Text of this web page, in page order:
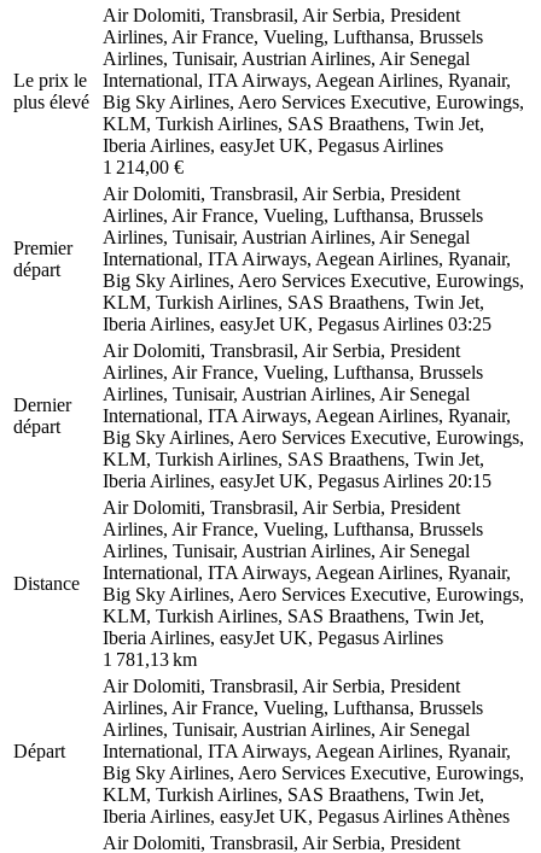
Le prix le
plus élevé
Air Dolomiti, Transbrasil, Air Serbia, President
Airlines, Air France, Vueling, Lufthansa, Brussels
Airlines, Tunisair, Austrian Airlines, Air Senegal
International, ITA Airways, Aegean Airlines, Ryanair,
Big Sky Airlines, Aero Services Executive, Eurowings,
KLM, Turkish Airlines, SAS Braathens, Twin Jet,
Iberia Airlines, easyJet UK, Pegasus Airlines
1 214,00 €
Premier
départ
Air Dolomiti, Transbrasil, Air Serbia, President
Airlines, Air France, Vueling, Lufthansa, Brussels
Airlines, Tunisair, Austrian Airlines, Air Senegal
International, ITA Airways, Aegean Airlines, Ryanair,
Big Sky Airlines, Aero Services Executive, Eurowings,
KLM, Turkish Airlines, SAS Braathens, Twin Jet,
Iberia Airlines, easyJet UK, Pegasus Airlines 03:25
Dernier
départ
Air Dolomiti, Transbrasil, Air Serbia, President
Airlines, Air France, Vueling, Lufthansa, Brussels
Airlines, Tunisair, Austrian Airlines, Air Senegal
International, ITA Airways, Aegean Airlines, Ryanair,
Big Sky Airlines, Aero Services Executive, Eurowings,
KLM, Turkish Airlines, SAS Braathens, Twin Jet,
Iberia Airlines, easyJet UK, Pegasus Airlines 20:15
Distance
Air Dolomiti, Transbrasil, Air Serbia, President
Airlines, Air France, Vueling, Lufthansa, Brussels
Airlines, Tunisair, Austrian Airlines, Air Senegal
International, ITA Airways, Aegean Airlines, Ryanair,
Big Sky Airlines, Aero Services Executive, Eurowings,
KLM, Turkish Airlines, SAS Braathens, Twin Jet,
Iberia Airlines, easyJet UK, Pegasus Airlines
1 781,13 km
Départ
Air Dolomiti, Transbrasil, Air Serbia, President
Airlines, Air France, Vueling, Lufthansa, Brussels
Airlines, Tunisair, Austrian Airlines, Air Senegal
International, ITA Airways, Aegean Airlines, Ryanair,
Big Sky Airlines, Aero Services Executive, Eurowings,
KLM, Turkish Airlines, SAS Braathens, Twin Jet,
Iberia Airlines, easyJet UK, Pegasus Airlines Athènes
Air Dolomiti, Transbrasil, Air Serbia, President